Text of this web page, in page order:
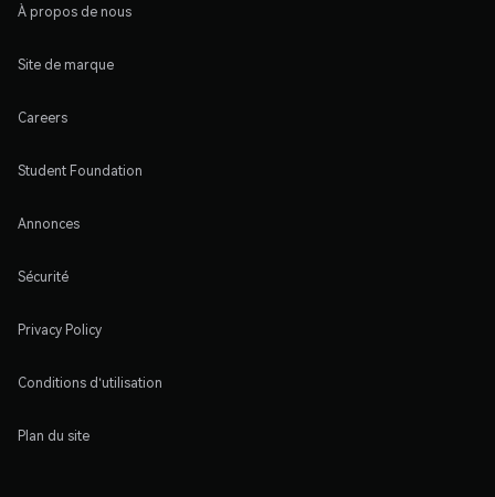
À propos de nous
Site de marque
Careers
Student Foundation
Annonces
Sécurité
Privacy Policy
Conditions d'utilisation
Plan du site